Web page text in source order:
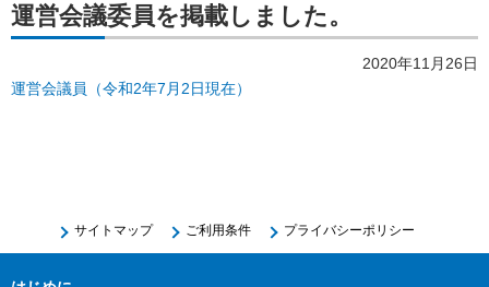
運営会議委員を掲載しました。
2020年11月26日
運営会議員（令和2年7月2日現在）
サイトマップ ご利用条件 プライバシーポリシー